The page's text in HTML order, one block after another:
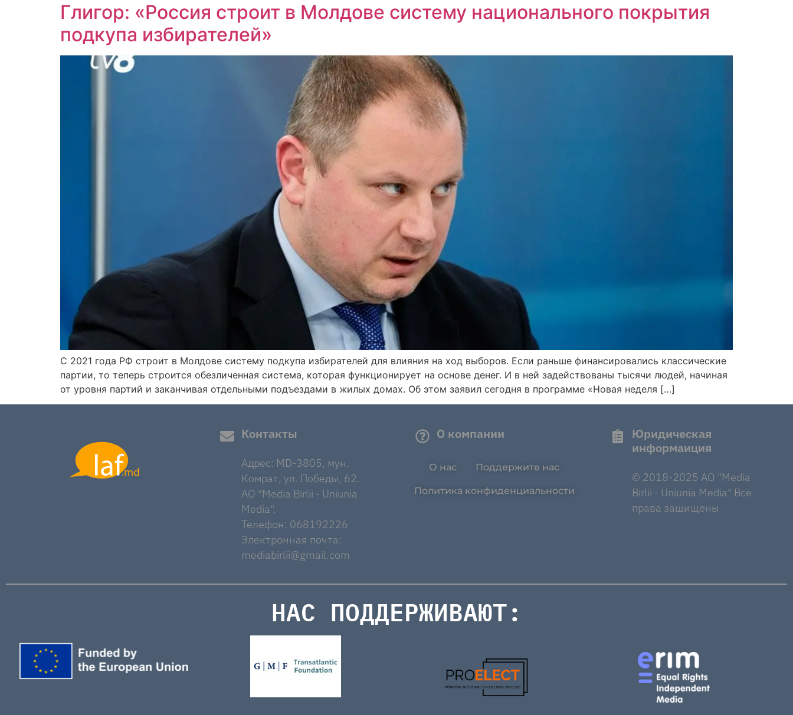
Глигор: «Россия строит в Молдове систему национального покрытия
подкупа избирателей»
С 2021 года РФ строит в Молдове систему подкупа избирателей для влияния на ход выборов. Если раньше финансировались классические
партии, то теперь строится обезличенная система, которая функционирует на основе денег. И в ней задействованы тысячи людей, начиная
от уровня партий и заканчивая отдельными подъездами в жилых домах. Об этом заявил сегодня в программе «Новая неделя […]
Контакты
Адрес: MD-3805, мун.
Комрат, ул. Победы, 62.
AO "Media Birlii - Uniunia
Media".
Телефон: 068192226
Электронная почта:
mediabirlii@gmail.com
О компании
О нас Поддержите нас
Политика конфиденциальности
Юридическая
информаиция
© 2018-2025 AO "Media
Birlii - Uniunia Media" Все
права защищены
НАС ПОДДЕРЖИВАЮТ: